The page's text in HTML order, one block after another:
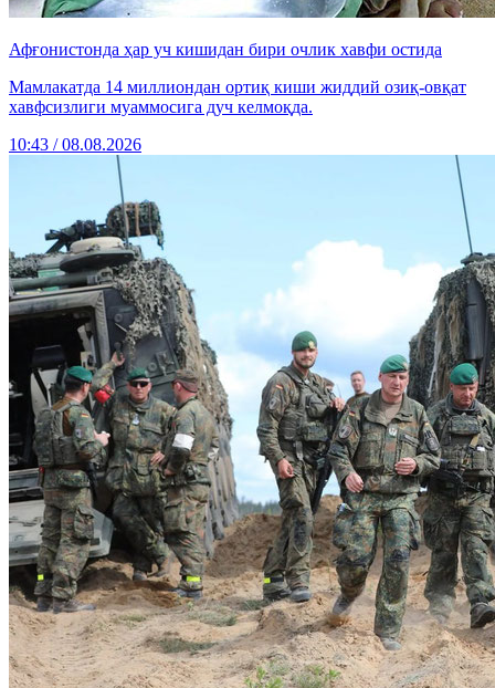
Афғонистонда ҳар уч кишидан бири очлик хавфи остида
Мамлакатда 14 миллиондан ортиқ киши жиддий озиқ-овқат
хавфсизлиги муаммосига дуч келмоқда.
10:43 / 08.08.2026